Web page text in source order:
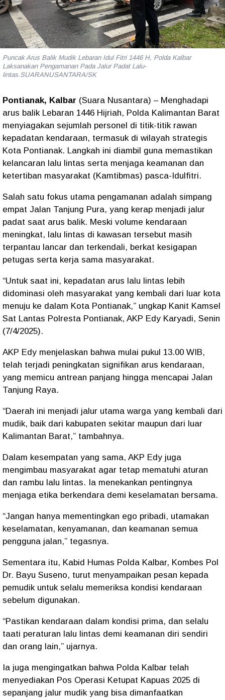
Puncak Arus Balik Mudik Lebaran Idul Fitri 1446 H, Polda Kalbar
Laksanakan Pengamanan Pada Jalur Padat Lalu-
lintas.SUARANUSANTARA/SK
Pontianak, Kalbar (Suara Nusantara) – Menghadapi
arus balik Lebaran 1446 Hijriah, Polda Kalimantan Barat
menyiagakan sejumlah personel di titik-titik rawan
kepadatan kendaraan, termasuk di wilayah strategis
Kota Pontianak. Langkah ini diambil guna memastikan
kelancaran lalu lintas serta menjaga keamanan dan
ketertiban masyarakat (Kamtibmas) pasca-Idulfitri.
Salah satu fokus utama pengamanan adalah simpang
empat Jalan Tanjung Pura, yang kerap menjadi jalur
padat saat arus balik. Meski volume kendaraan
meningkat, lalu lintas di kawasan tersebut masih
terpantau lancar dan terkendali, berkat kesigapan
petugas serta kerja sama masyarakat.
“Untuk saat ini, kepadatan arus lalu lintas lebih
didominasi oleh masyarakat yang kembali dari luar kota
menuju ke dalam Kota Pontianak,” ungkap Kanit Kamsel
Sat Lantas Polresta Pontianak, AKP Edy Karyadi, Senin
(7/4/2025).
AKP Edy menjelaskan bahwa mulai pukul 13.00 WIB,
telah terjadi peningkatan signifikan arus kendaraan,
yang memicu antrean panjang hingga mencapai Jalan
Tanjung Raya.
“Daerah ini menjadi jalur utama warga yang kembali dari
mudik, baik dari kabupaten sekitar maupun dari luar
Kalimantan Barat,” tambahnya.
Dalam kesempatan yang sama, AKP Edy juga
mengimbau masyarakat agar tetap mematuhi aturan
dan rambu lalu lintas. Ia menekankan pentingnya
menjaga etika berkendara demi keselamatan bersama.
“Jangan hanya mementingkan ego pribadi, utamakan
keselamatan, kenyamanan, dan keamanan semua
pengguna jalan,” tegasnya.
Sementara itu, Kabid Humas Polda Kalbar, Kombes Pol
Dr. Bayu Suseno, turut menyampaikan pesan kepada
pemudik untuk selalu memeriksa kondisi kendaraan
sebelum digunakan.
“Pastikan kendaraan dalam kondisi prima, dan selalu
taati peraturan lalu lintas demi keamanan diri sendiri
dan orang lain,” ujarnya.
Ia juga mengingatkan bahwa Polda Kalbar telah
menyediakan Pos Operasi Ketupat Kapuas 2025 di
sepanjang jalur mudik yang bisa dimanfaatkan